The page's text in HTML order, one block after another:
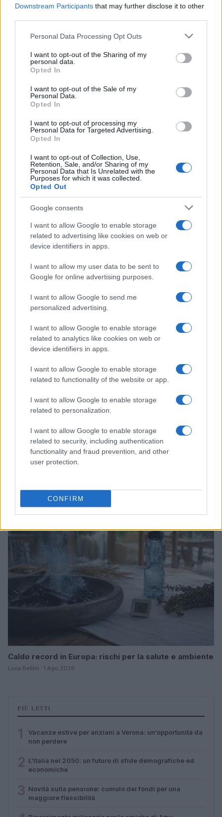
Downstream Participants that may further disclose it to other
Please note that this website/app uses one or more Google
not limited to your visit or usage behaviour. You may click to
grant or deny consent to Google and its third-party tags to
use your data for below specified purposes in below Google
consent section.
Personal Data Processing Opt Outs
I want to opt-out of the Sharing of my
personal data.
Opted In
I want to opt-out of the Sale of my
Personal Data.
Opted In
I want to opt-out of processing my
Personal Data for Targeted Advertising.
Opted In
I want to opt-out of Collection, Use,
Retention, Sale, and/or Sharing of my
Personal Data that Is Unrelated with the
Purposes for which it was collected.
Opted Out
Google consents
I want to allow Google to enable storage
related to advertising like cookies on web or
device identifiers in apps.
I want to allow my user data to be sent to
Google for online advertising purposes.
I want to allow Google to send me
personalized advertising.
I want to allow Google to enable storage
related to analytics like cookies on web or
device identifiers in apps.
I want to allow Google to enable storage
related to functionality of the website or app.
I want to allow Google to enable storage
related to personalization.
I want to allow Google to enable storage
related to security, including authentication
functionality and fraud prevention, and other
user protection.
CONFIRM
Continua a leggere
NEWS
Papa Leone a Santa Maria degli Angeli: migliaia di
giovani per il meeting francescano
NEWS
Matteo Pellegrino · 6 Ago 2026
Caldo record in Europa: rischi per la salute e ambiente
Luca Bellini · 1 Ago 2026
PIÙ LETTI
Vacanze estive per anziani a Verona: un’opportunità da
non perdere
L’Italia nel 2050: un futuro di sfide demografiche ed
economiche
Novità sulla pensione: cumulo dei fondi per una
maggiore flessibilità